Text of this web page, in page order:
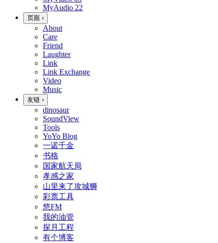
MyAudio 22
页面 ›
About
Care
Friend
Laughter
Link
Link Exchange
Video
Music
友链 ›
dinosaur
SoundView
Tools
YoYo Blog
一诺千金
书格
国家航天局
孝感之家
山里来了攻城狮
彩票工具
悠FM
我的油管
探月工程
有个博客